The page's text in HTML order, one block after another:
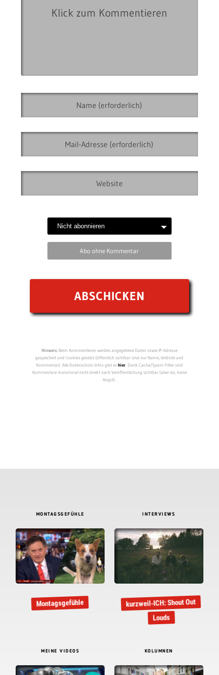
Abo ohne Kommentar
Hinweis:Beim Kommentieren werden angegebene Daten sowie IP-Adresse
gespeichert und Cookies gesetzt (öffentlich sichtbar sind nur Name, Website und
Kommentar). Alle Datenschutz-Infos gibt eshier. Dank Cache/Spam-Filter sind
Kommentare manchmal nicht direkt nach Veröffentlichung sichtbar (aber da, keine
Angst).
MONTAGSGEFÜHLE
Montagsgefühle
INTERVIEWS
kurzweil-ICH: Shout Out
Louds
MEINE VIDEOS KOLUMNEN